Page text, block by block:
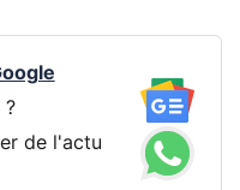
?
de l'actu